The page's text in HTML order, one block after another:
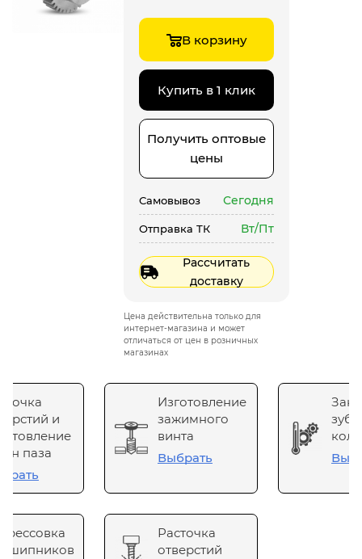
В корзину
Купить в 1 клик
Получить оптовые
цены
Самовывоз Сегодня
Отправка ТК Вт/Пт
Рассчитать
доставку
Цена действительна только для
интернет-магазина и может
отличаться от цен в розничных
магазинах
и
паза
Изготовление
зажимного
винта
Выбрать
Расточка
отверстий